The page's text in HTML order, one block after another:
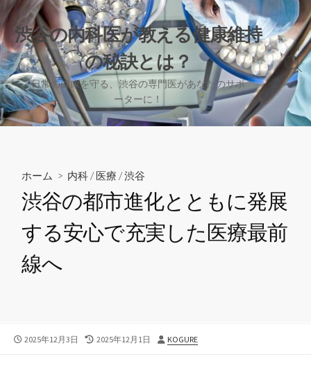
コ
ン
テ
ン
ツ
へ
ス
キ
渋谷の内科医が教える健康維持
の秘訣とは？
日常の健康を守る、渋谷の専門医があなたのサポ
ーターに！
検
索
切
り
替
ホーム > 内科 /医療 /渋谷
渋谷の都市進化とともに発展
する安心で充実した医療最前
線へ
公
2025年12月3日
最
2025年12月1日
投
KOGURE